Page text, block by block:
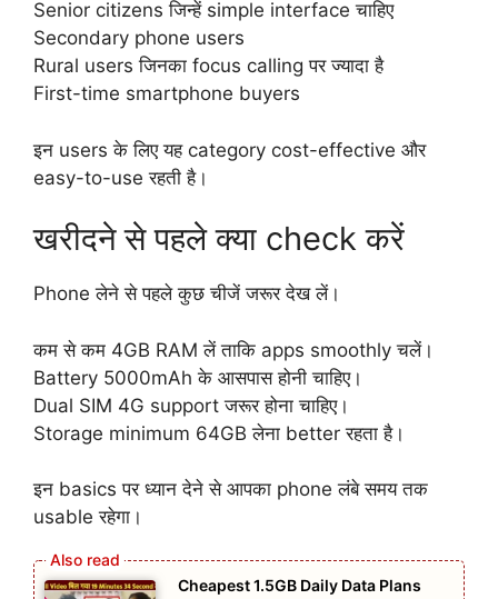
Senior citizens जिन्हें simple interface चाहिए
Secondary phone users
Rural users जिनका focus calling पर ज्यादा है
First-time smartphone buyers
इन users के लिए यह category cost-effective और
easy-to-use रहती है।
खरीदने से पहले क्या check करें
Phone लेने से पहले कुछ चीजें जरूर देख लें।
कम से कम 4GB RAM लें ताकि apps smoothly चलें।
Battery 5000mAh के आसपास होनी चाहिए।
Dual SIM 4G support जरूर होना चाहिए।
Storage minimum 64GB लेना better रहता है।
इन basics पर ध्यान देने से आपका phone लंबे समय तक
usable रहेगा।
Cheapest 1.5GB Daily Data Plans